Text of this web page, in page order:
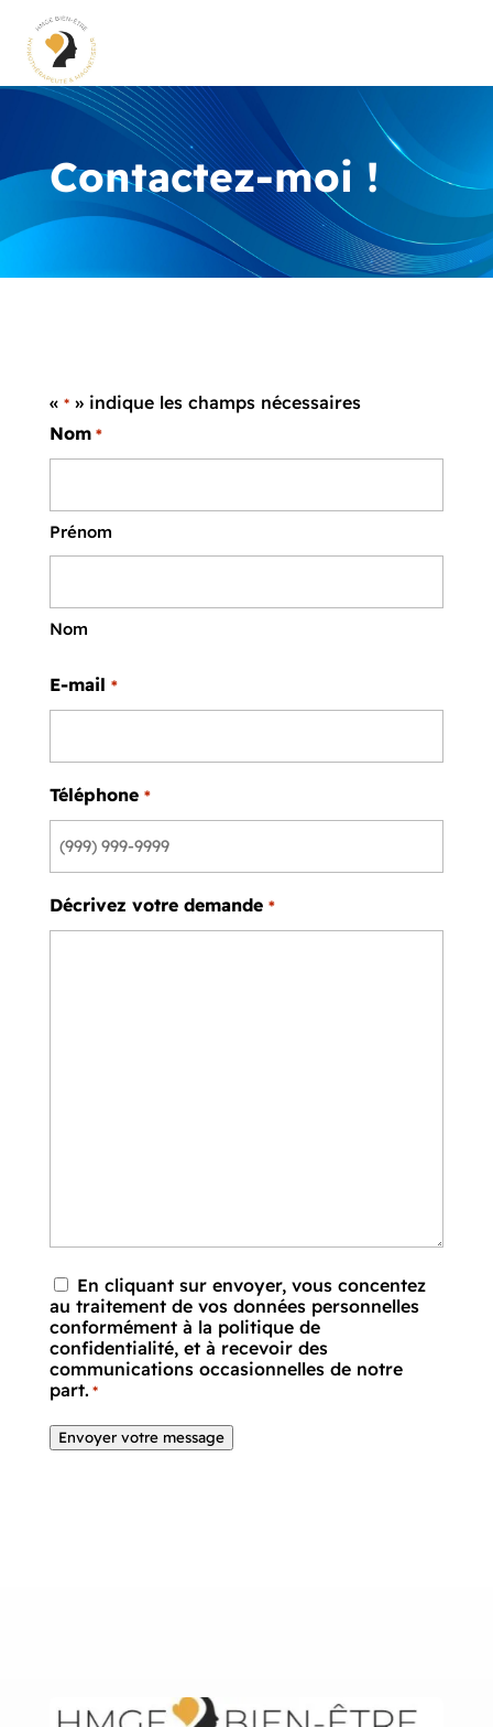
Contactez-moi !
« *» indique les champs nécessaires
Nom *
Prénom
Nom
E-mail *
Téléphone *
Décrivez votre demande *
RGPD *
En cliquant sur envoyer, vous concentez
au traitement de vos données personnelles
conformément à la politique de
confidentialité, et à recevoir des
communications occasionnelles de notre
part. *
Envoyer votre message